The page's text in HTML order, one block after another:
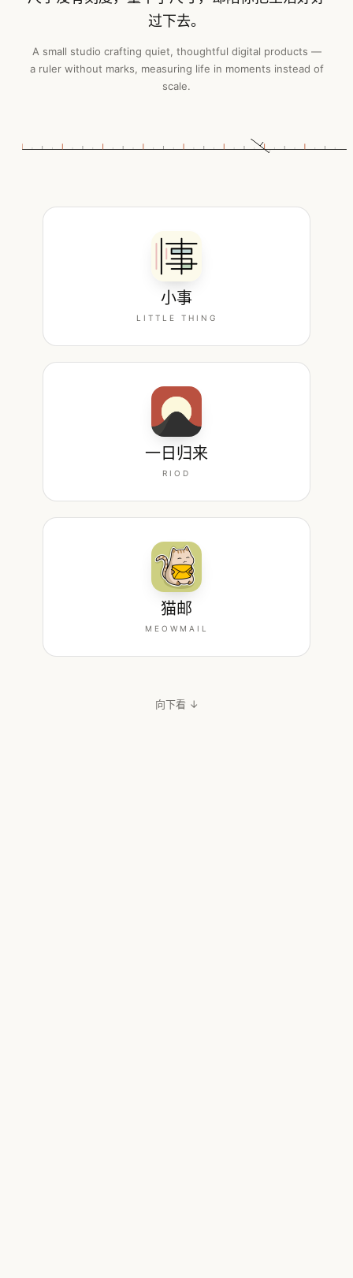
过下去。
A small studio crafting quiet, thoughtful digital products —
a ruler without marks, measuring life in moments instead of
scale.
小事
LITTLE THING
一日归来
RIOD
猫邮
MEOWMAIL
向下看 ↓